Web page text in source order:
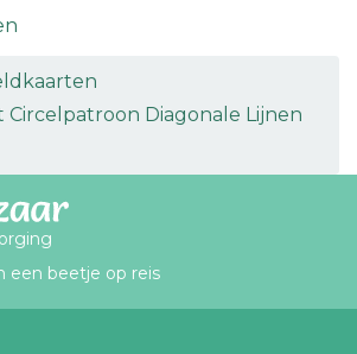
Diagonale Lijnen
een beetje op reis